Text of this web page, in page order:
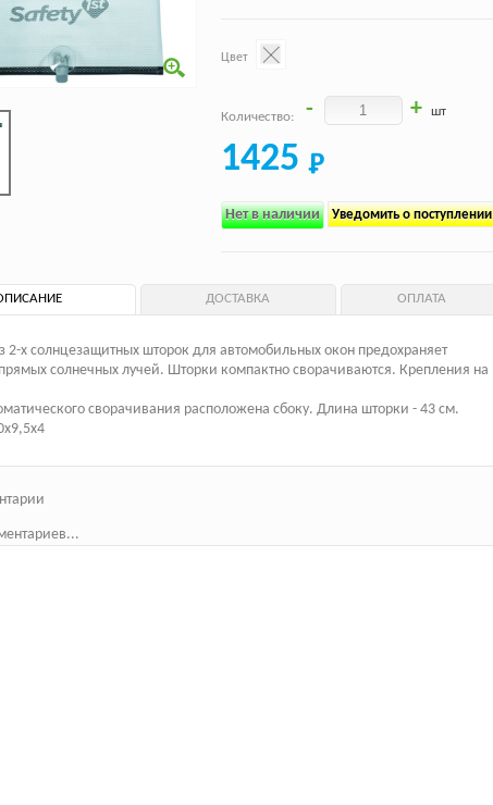
Цвет
Количество: - + шт
1425
Нет в наличии Уведомить о поступлении
ДОСТАВКА ОПЛАТА
2-х солнцезащитных шторок для автомобильных окон предохраняет
солнечных лучей. Шторки компактно сворачиваются. Крепления на
сворачивания расположена сбоку. Длина шторки - 43 см.